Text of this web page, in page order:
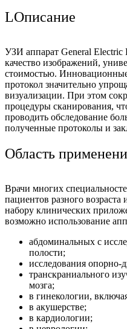
LОписание
УЗИ аппарат General Electric
качество изображений,
стоимостью.
протокол значительно
визуализации. При этом
процедуры сканирования,
проводить обследование
полученные протоколы и
Область
Врачи многих
пациентов разного возраста
набору клинических
возможно использование
абдоминальных с
полости;
исследования опорно-
транскраниального
мозга;
в гинекологии,
в акушерстве;
в кардиологии;